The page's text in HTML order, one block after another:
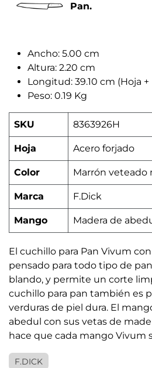
Pan.
Ancho: 5.00 cm
Altura: 2.20 cm
Longitud: 39.10 cm (Hoja
Peso: 0.19 Kg
SKU 8363926H
Hoja Acero forjado
Color Marrón veteado
Marca F.Dick
Mango Madera de
El cuchillo para Pan Vivum
pensado para todo tipo de
blando, y permite un corte
cuchillo para pan también es
verduras de piel dura. El
abedul con sus vetas de
hace que cada mango Vivum
F.DICK